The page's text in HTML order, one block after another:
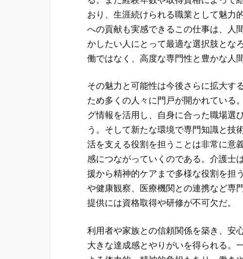
おり、生涯続けられる職業として魅力
への貢献も実感できるこの仕事は、人
かしたい人にとって最適な選択肢とな
働ではなく、高度な専門性と豊かな人
その魅力と可能性は今後さらに拡大す
ため多くの人々に門戸が開かれている
グ情報を活用し、自身に合った職場選
う。そして新たな環境で専門知識と技
活を支える役割を担うことは非常に意
感につながっていくのである。介護士
援から精神的ケアまで多様な役割を担
や健康観察、医療機関との連携など専
提供には資格取得や研修が不可欠だ。
利用者や家族との信頼関係を築き、安
大きな達成感とやりがいを得られる。